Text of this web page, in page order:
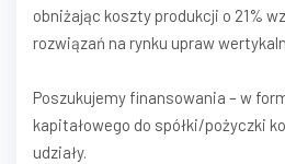
obniżając koszty produkcji o 21%
rozwiązań na rynku upraw
Poszukujemy finansowania – w
kapitałowego do spółki/pożyczki
udziały.